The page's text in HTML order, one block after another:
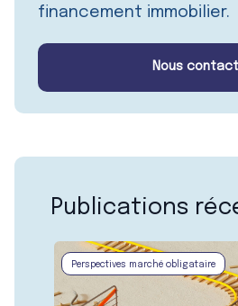
financement immobilier.
Nous
Publications
Perspectives marché obligataire